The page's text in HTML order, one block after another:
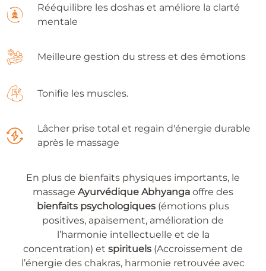
Rééquilibre les doshas et améliore la clarté
mentale
Meilleure gestion du stress et des émotions
Tonifie les muscles.
Lâcher prise total et regain d'énergie durable
après le massage
En plus de bienfaits physiques importants, le
massage Ayurvédique Abhyanga offre des
bienfaits psychologiques (émotions plus
positives, apaisement, amélioration de
l’harmonie intellectuelle et de la
concentration) et spirituels (Accroissement de
l’énergie des chakras, harmonie retrouvée avec